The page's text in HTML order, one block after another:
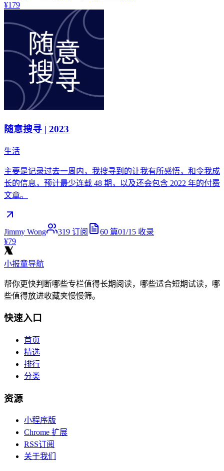
¥179
随意搜寻 | 2023
生活
主要是记录过去一周内，我搜寻到的让我有所感悟，和令我成
长的信息，预计最少连载 48 期，以及还会包含 2022 年的付费
文章。
Jimmy Wong 319 订阅 60 篇01/15 收录
¥79
小报童导航
帮你更快判断哪些专栏值得长期阅读，哪些适合短期试读，哪
些值得放进收藏夹慢慢筛。
快速入口
首页
精选
排行
分类
资源
小程序版
Chrome 扩展
RSS订阅
关于我们